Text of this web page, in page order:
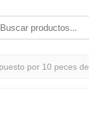
por 10 peces